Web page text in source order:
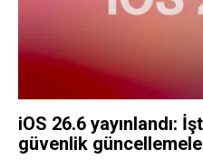
iOS 26.6 yayınlandı:
güvenlik